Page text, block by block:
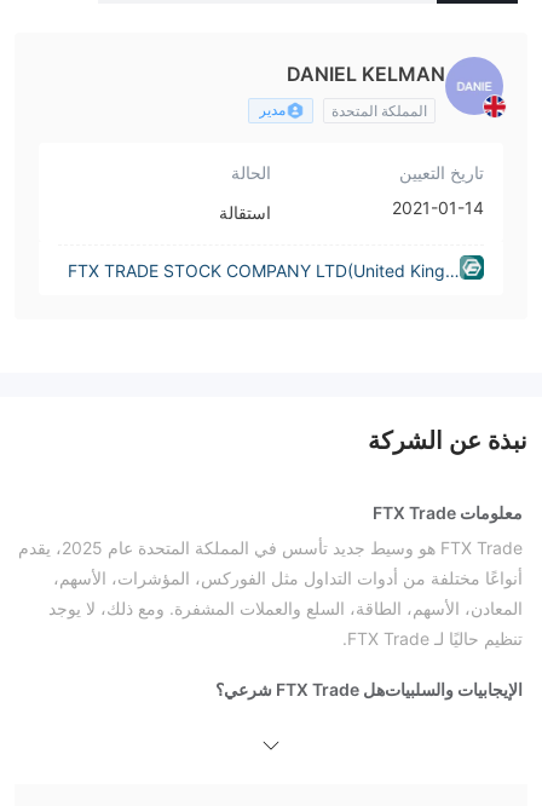
DANIEL KELMAN
المملكة المتحدة مدير
تاريخ التعيين
2021-01-14
الحالة
استقالة
FTX TRADE STOCK COMPANY LTD(United Kingd
نبذة عن الشركة
معلومات FTX Trade
FTX Trade هو وسيط جديد تأسس في المملكة المتحدة عام 2025، يقدم
أنواعًا مختلفة من أدوات التداول مثل الفوركس، المؤشرات، الأسهم،
المعادن، الأسهم، الطاقة، السلع والعملات المشفرة. ومع ذلك، لا يوجد
تنظيم حاليًا لـ FTX Trade.
الإيجابيات والسلبياتهل FTX Trade شرعي؟